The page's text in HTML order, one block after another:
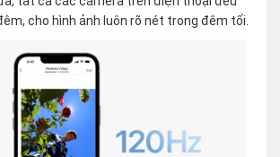
cho hình ảnh luôn rõ nét trong đêm tối.